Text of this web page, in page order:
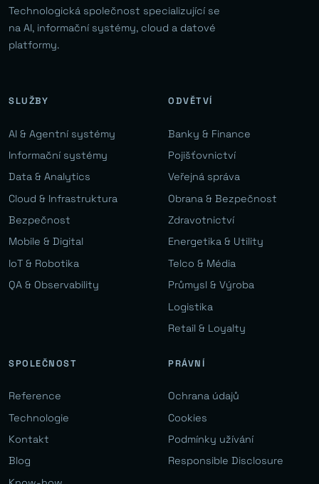
Technologická společnost specializující se
na AI, informační systémy, cloud a datové
platformy.
SLUŽBY
AI & Agentní systémy
Informační systémy
Data & Analytics
Cloud & Infrastruktura
Bezpečnost
Mobile & Digital
IoT & Robotika
QA & Observability
ODVĚTVÍ
Banky & Finance
Pojišťovnictví
Veřejná správa
Obrana & Bezpečnost
Zdravotnictví
Energetika & Utility
Telco & Média
Průmysl & Výroba
Logistika
Retail & Loyalty
SPOLEČNOST
Reference
Technologie
Kontakt
Blog
PRÁVNÍ
Ochrana údajů
Cookies
Podmínky užívání
Responsible Disclosure